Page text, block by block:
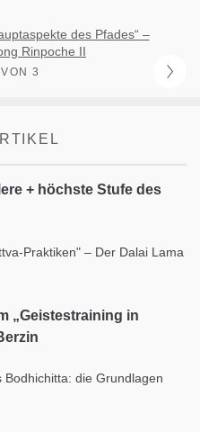
des Pfades“ –
Rinpoche II
3
+ höchste Stufe des
Praktiken" – Der Dalai Lama
„Geistestraining in
die Grundlagen